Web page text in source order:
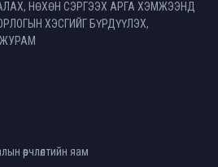
НӨХӨН СЭРГЭЭХ АРГА ХЭМЖЭЭНД
ХЭСГИЙГ БҮРДҮҮЛЭХ,
өөрчлөлтийн яам